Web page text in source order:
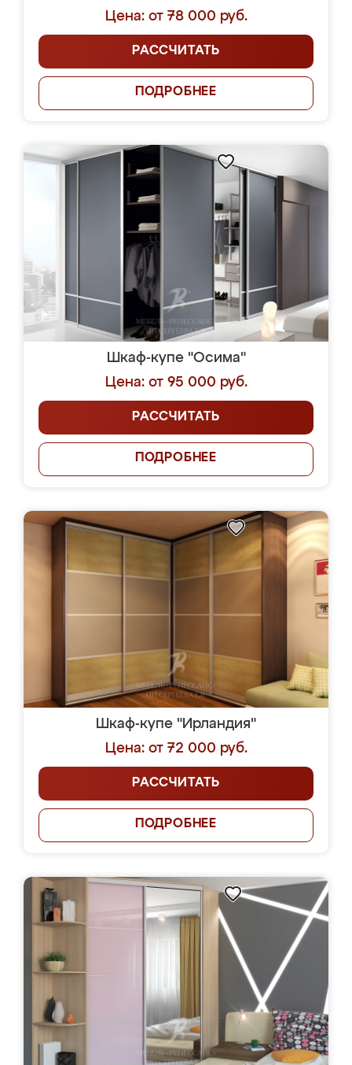
Цена: от 78 000 руб.
РАССЧИТАТЬ
ПОДРОБНЕЕ
Шкаф-купе "Осима"
Цена: от 95 000 руб.
РАССЧИТАТЬ
ПОДРОБНЕЕ
Шкаф-купе "Ирландия"
Цена: от 72 000 руб.
РАССЧИТАТЬ
ПОДРОБНЕЕ